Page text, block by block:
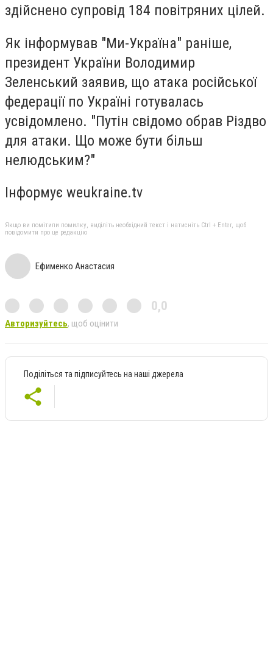
здійснено супровід 184 повітряних цілей.
Як інформував "Ми-Україна" раніше,
президент України Володимир
Зеленський заявив, що атака російської
федерації по Україні готувалась
усвідомлено. "Путін свідомо обрав Різдво
для атаки. Що може бути більш
нелюдським?"
Інформує weukraine.tv
Якщо ви помітили помилку, виділіть необхідний текст і натисніть Ctrl + Enter, щоб
повідомити про це редакцію
Ефименко Анастасия
0,0
Авторизуйтесь, щоб оцінити
Поділіться та підписуйтесь на наші джерела